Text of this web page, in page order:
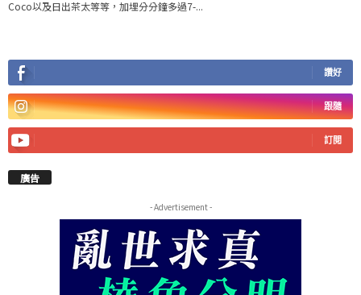
Coco以及日出茶太等等，加埋分分鐘多過7-...
讚好
跟隨
訂閱
廣告
- Advertisement -